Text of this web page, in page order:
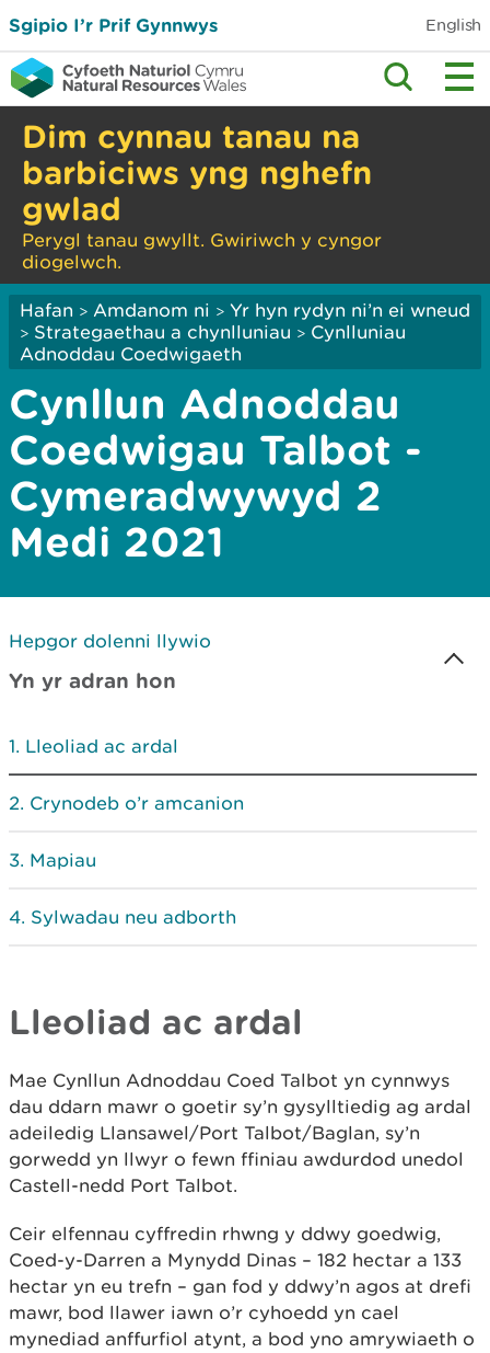
Sgipio I’r Prif Gynnwys English
Dim cynnau tanau na
barbiciws yng nghefn
gwlad
Perygl tanau gwyllt. Gwiriwch y cyngor
diogelwch.
Hafan > Amdanom ni > Yr hyn rydyn ni’n ei wneud
> Strategaethau a chynlluniau > Cynlluniau
Adnoddau Coedwigaeth
Cynllun Adnoddau
Coedwigau Talbot -
Cymeradwywyd 2
Medi 2021
Hepgor dolenni llywio
Yn yr adran hon
Lleoliad ac ardal
Crynodeb o’r amcanion
Mapiau
Sylwadau neu adborth
Lleoliad ac ardal
Mae Cynllun Adnoddau Coed Talbot yn cynnwys
dau ddarn mawr o goetir sy’n gysylltiedig ag ardal
adeiledig Llansawel/Port Talbot/Baglan, sy’n
gorwedd yn llwyr o fewn ffiniau awdurdod unedol
Castell-nedd Port Talbot.
Ceir elfennau cyffredin rhwng y ddwy goedwig,
Coed-y-Darren a Mynydd Dinas – 182 hectar a 133
hectar yn eu trefn – gan fod y ddwy’n agos at drefi
mawr, bod llawer iawn o’r cyhoedd yn cael
mynediad anffurfiol atynt, a bod yno amrywiaeth o